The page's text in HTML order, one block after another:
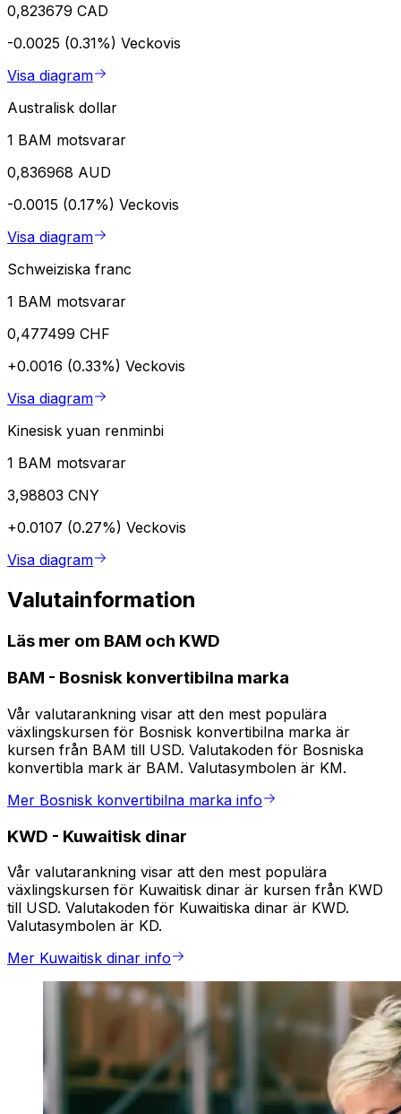
0,823679 CAD
-0.0025 (0.31%) Veckovis
Visa diagram
Australisk dollar
1 BAM motsvarar
0,836968 AUD
-0.0015 (0.17%) Veckovis
Visa diagram
Schweiziska franc
1 BAM motsvarar
0,477499 CHF
+0.0016 (0.33%) Veckovis
Visa diagram
Kinesisk yuan renminbi
1 BAM motsvarar
3,98803 CNY
+0.0107 (0.27%) Veckovis
Visa diagram
Valutainformation
Läs mer om BAM och KWD
BAM - Bosnisk konvertibilna marka
Vår valutarankning visar att den mest populära
växlingskursen för Bosnisk konvertibilna marka är
kursen från BAM till USD. Valutakoden för Bosniska
konvertibla mark är BAM. Valutasymbolen är KM.
Mer Bosnisk konvertibilna marka info
KWD - Kuwaitisk dinar
Vår valutarankning visar att den mest populära
växlingskursen för Kuwaitisk dinar är kursen från KWD
till USD. Valutakoden för Kuwaitiska dinar är KWD.
Valutasymbolen är KD.
Mer Kuwaitisk dinar info